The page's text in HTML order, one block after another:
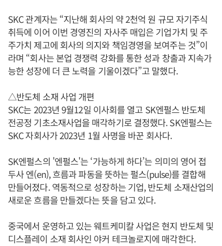
SKC 관계자는 “지난해 회사의 약 2천억 원 규모 자기주식
취득에 이어 이번 경영진의 자사주 매입은 기업가치 및 주
주가치 제고에 회사의 의지와 책임경영을 보여주는 것”이
라며 “회사는 본업 경쟁력 강화를 통한 성과 창출과 지속가
능한 성장에 더 큰 노력을 기울이겠다”고 말했다.
△반도체 소재 사업 개편
SKC는 2023년 9월12일 이사회를 열고 SK엔펄스 반도체
전공정 기초소재사업을 매각하기로 결정했다. SK엔펄스는
SKC 자회사가 2023년 1월 사명을 바꾼 회사다.
SK엔펄스의 '엔펄스'는 ‘가능하게 하다’는 의미의 영어 접
두사 엔(en), 흐름과 파동을 뜻하는 펄스(pulse)를 결합해
만들어졌다. 역동적으로 성장하는 기업, 반도체 소재산업의
새로운 흐름을 만들겠다는 뜻을 담고 있다.
중국에서 운영하고 있는 웨트케미칼 사업은 현지 반도체 및
디스플레이 소재 회사인 야커 테크놀로지에 매각한다.